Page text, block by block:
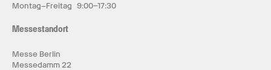
Montag–Freitag 9:00–17:30
Messestandort
Messe Berlin
Messedamm 22